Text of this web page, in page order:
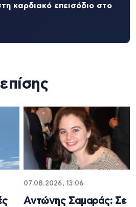
καρδιακό επεισόδιο στο
07.08.2026, 13:06
Αντώνης Σαμαράς: Σε